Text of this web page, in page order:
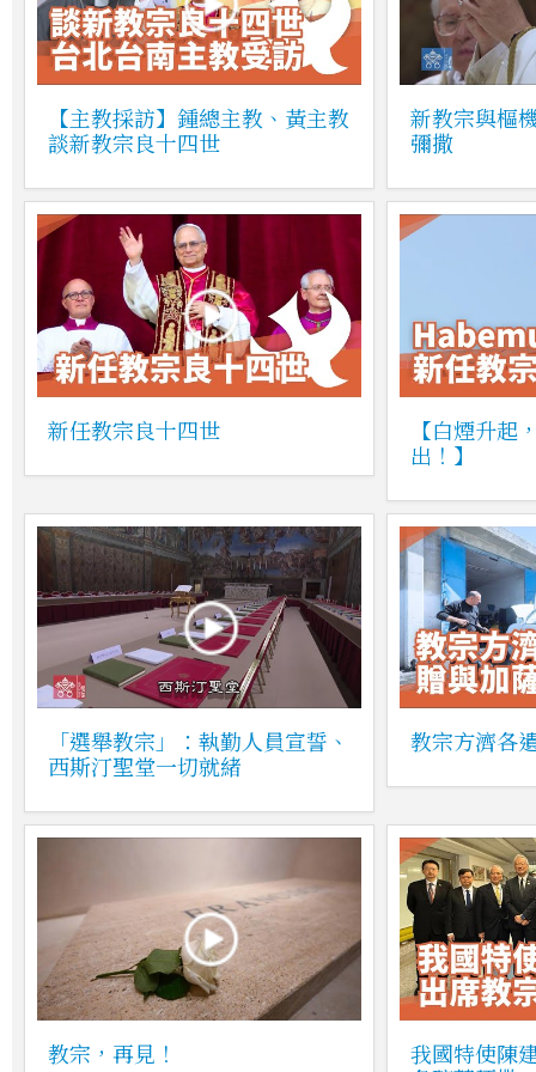
【主教採訪】鍾總主教、黃主教
談新教宗良十四世
新教宗與樞
彌撒
新任教宗良十四世
【白煙升起
出！】
「選舉教宗」：執勤人員宣誓、
西斯汀聖堂一切就緒
教宗方濟各
教宗，再見！
我國特使陳